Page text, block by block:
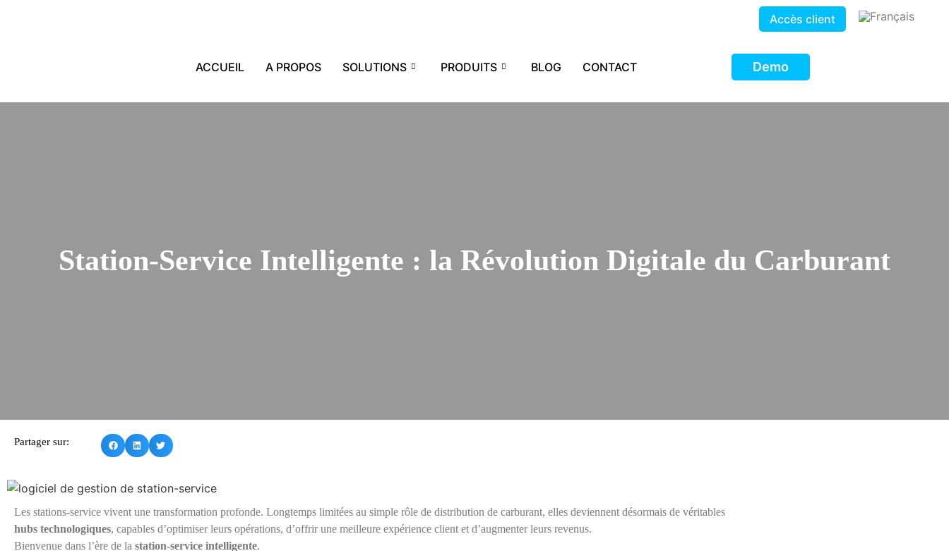
Accès client
ACCUEIL A PROPOS SOLUTIONS PRODUITS BLOG CONTACT Demo
Station-Service Intelligente : la Révolution Digitale du Carburant
Partager sur:
Les stations-service vivent une transformation profonde. Longtemps limitées au simple rôle de distribution de carburant, elles deviennent désormais de véritables
hubs technologiques, capables d’optimiser leurs opérations, d’offrir une meilleure expérience client et d’augmenter leurs revenus.
Bienvenue dans l’ère de la station-service intelligente.